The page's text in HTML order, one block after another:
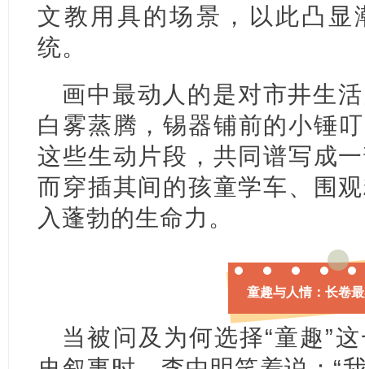
文教用具的场景，以此凸显
统。
画中最动人的是对市井生
白雾蒸腾，锡器铺前的小锤
这些生动片段，共同谱写成
而穿插其间的孩童学车、围
入蓬勃的生命力。
童趣与人情：长卷
当被问及为何选择“童趣”